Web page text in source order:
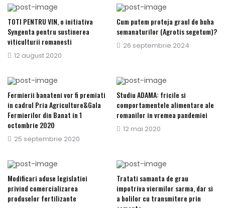
TOTI PENTRU VIN, o initiativa
Syngenta pentru sustinerea
viticulturii romanesti
Publicat
12 august 2020
Cum putem proteja graul de buha
semanaturilor (Agrotis segetum)?
Publicat
26 septembrie 2024
Fermierii banateni vor fi premiati
in cadrul Pria Agriculture&Gala
Fermierilor din Banat in 1
octombrie 2020
Publicat
25 septembrie 2020
Studiu ADAMA: fricile si
comportamentele alimentare ale
romanilor in vremea pandemiei
Publicat
12 mai 2020
Modificari aduse legislatiei
privind comercializarea
produselor fertilizante
Tratati samanta de grau
impotriva viermilor sarma, dar si
a bolilor cu transmitere prin